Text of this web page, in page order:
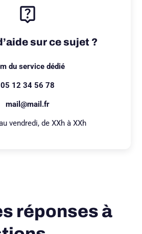
sur ce sujet ?
du service dédié
05 12 34 56 78
mail@mail.fr
vendredi, de XXh à XXh
réponses à